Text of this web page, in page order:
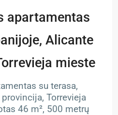
apartamentas
Alicante
mieste
su terasa,
Torrevieja
46 m², 500 metrų